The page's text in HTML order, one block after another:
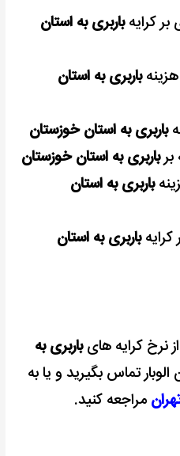
باربری به استان
باربری به استان
باربری به استان خوزستان
باربری به استان خوزستان
باربری به استان
باربری به استان
نرخ کرایه هایباربری به
الوبار تماس بگیرید و یا به
مراجعه کنید.